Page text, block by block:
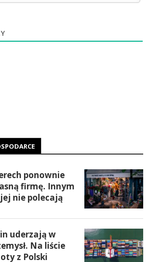
ponownie
firmę. Innym
nie polecają
uderzają w
Na liście
z Polski